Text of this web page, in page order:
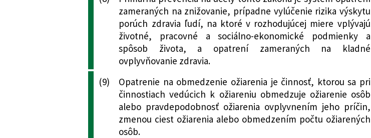
Ministerstva zdravotníctva Slovenskej republiky č.
79/1997 Z. z. o opatreniach na predchádzanie
prenosným ochoreniam v znení vyhlášky Ministerstva
zdravotníctva Slovenskej republiky č. 54/2000 Z. z.
44/2005 Z. z.
Nariadenie vlády Slovenskej republiky, ktorým sa mení
40/2002 Z. z. o ochrane zdravia pred hlukom a
vibráciami
175/2005 Z. z.
Vyhláška Ministerstva zdravotníctva Slovenskej
republiky, ktorou sa zrušuje vyhláška Ministerstva
zameraných na znižovanie, prípadne vylúčenie rizika výskytu
porúch zdravia ľudí, na ktoré v rozhodujúcej miere vplývajú
životné, pracovné a sociálno-ekonomické podmienky a
spôsob života, a opatrení zameraných na kladné
ovplyvňovanie zdravia.
(9)
Opatrenie na obmedzenie ožiarenia je činnosť, ktorou sa pri
činnostiach vedúcich k ožiareniu obmedzuje ožiarenie osôb
alebo pravdepodobnosť ožiarenia ovplyvnením jeho príčin,
zmenou ciest ožiarenia alebo obmedzením počtu ožiarených
osôb.